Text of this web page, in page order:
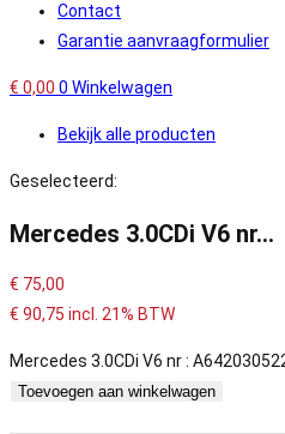
Contact
Garantie aanvraagformulier
€ 0,00 0 Winkelwagen
Bekijk alle producten
Geselecteerd:
Mercedes 3.0CDi V6 nr…
€ 75,00
€ 90,75 incl. 21% BTW
Mercedes 3.0CDi V6 nr :
Toevoegen aan winkelwagen